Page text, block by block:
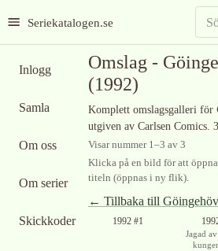
Seriekatalogen.se
Inlogg
Samla
Om oss
Om serier
Skickkoder
Omslag -
(1992)
Komplett omslagsgalleri för
utgiven av Carlsen Comics.
Visar nummer 1–3 av 3
Klicka på en bild för att
titeln (öppnas i ny flik).
← Tillbaka till
1992 #1
Jagad